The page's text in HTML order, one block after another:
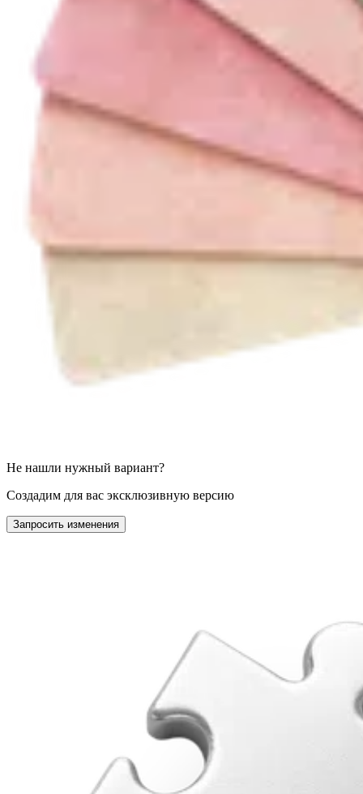
Не нашли нужный вариант?
Создадим для вас эксклюзивную версию
Запросить изменения